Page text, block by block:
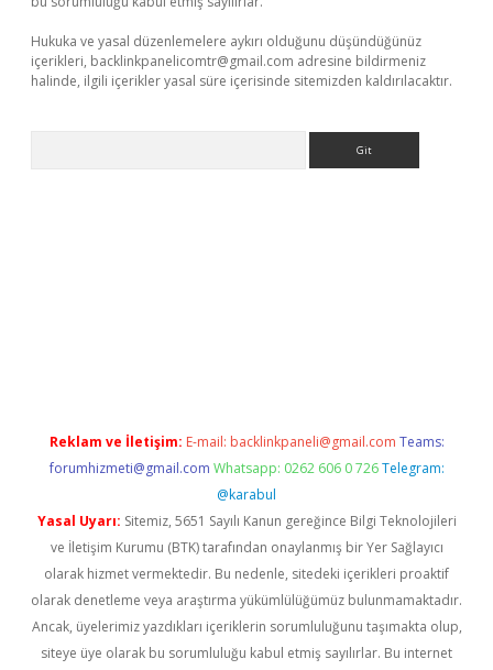
Hukuka ve yasal düzenlemelere aykırı olduğunu düşündüğünüz
içerikleri, backlinkpanelicomtr@gmail.com adresine bildirmeniz
halinde, ilgili içerikler yasal süre içerisinde sitemizden kaldırılacaktır.
Reklam ve İletişim: E-mail: backlinkpaneli@gmail.com Teams:
forumhizmeti@gmail.com Whatsapp: 0262 606 0 726 Telegram:
@karabul
Yasal Uyarı: Sitemiz, 5651 Sayılı Kanun gereğince Bilgi Teknolojileri
ve İletişim Kurumu (BTK) tarafından onaylanmış bir Yer Sağlayıcı
olarak hizmet vermektedir. Bu nedenle, sitedeki içerikleri proaktif
olarak denetleme veya araştırma yükümlülüğümüz bulunmamaktadır.
Ancak, üyelerimiz yazdıkları içeriklerin sorumluluğunu taşımakta olup,
siteye üye olarak bu sorumluluğu kabul etmiş sayılırlar. Bu internet